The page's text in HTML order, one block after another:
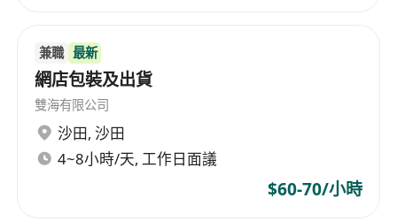
有零售或相關行業經驗者優先考慮
需具備基本電腦操作能力，熟悉辦公軟體應用
工作態度積極主動，具備團隊合作精神與責任感
能配合輪班制度及假日出勤需求
負責店面日常營運及管理，確保門店環境整潔有
兼職 最新
網店包裝及出貨
雙海有限公司
沙田, 沙田
4~8小時/天, 工作日面議
$60-70/小時